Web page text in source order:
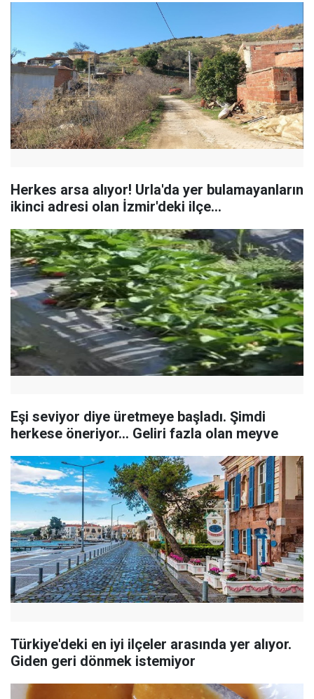
Herkes arsa alıyor! Urla'da yer bulamayanların
ikinci adresi olan İzmir'deki ilçe...
Eşi seviyor diye üretmeye başladı. Şimdi
herkese öneriyor... Geliri fazla olan meyve
Türkiye'deki en iyi ilçeler arasında yer alıyor.
Giden geri dönmek istemiyor